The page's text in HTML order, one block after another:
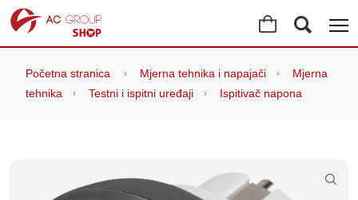
Početna stranica Mjerna tehnika i napajači
Mjerna
tehnika
Testni i ispitni uređaji Ispitivač napona